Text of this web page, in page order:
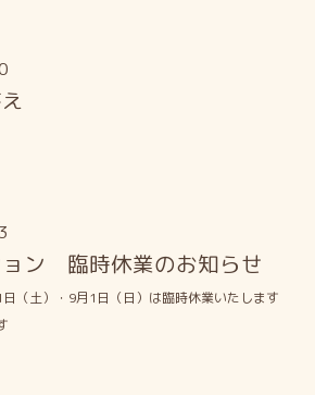
ン 臨時休業のお知らせ
（土）・9月1日（日）は臨時休業いたします